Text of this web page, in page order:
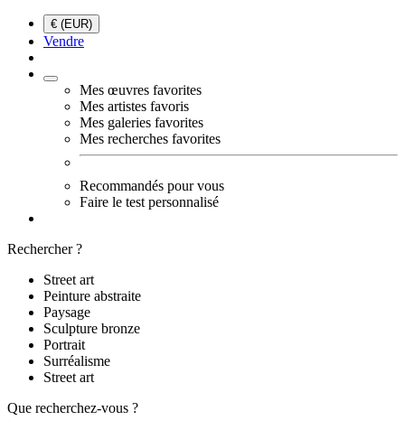
€ (EUR)
Vendre
Mes œuvres favorites
Mes artistes favoris
Mes galeries favorites
Mes recherches favorites
Recommandés pour vous
Faire le test personnalisé
Rechercher ?
Street art
Peinture abstraite
Paysage
Sculpture bronze
Portrait
Surréalisme
Street art
Que recherchez-vous ?